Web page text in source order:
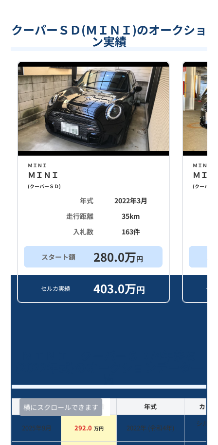
クーパーＳＤ(ＭＩＮＩ)のオークショ
ン実績
ＭＩＮＩ
ＭＩＮＩ
(クーパーＳＤ)
年式
2022年3月
走行距離
35km
入札数
163件
スタート額 280.0万円
セルカ実績 403.0万円
ＭＩＮＩ
ＭＩ
(クーパー
ス
セ
横にスクロールできます
査定時期 セルカ実績 年式 カラー
2025年9月 292.0 万円 2022年 (令和4年)
シルバ
系